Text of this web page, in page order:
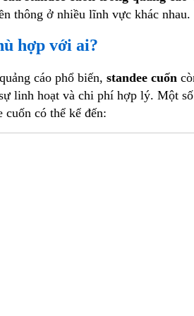
thông ở nhiều lĩnh vực khác nhau.
hợp với ai?
cáo phổ biến, standee cuốn
linh hoạt và chi phí hợp lý. Một
cuốn có thể kể đến: